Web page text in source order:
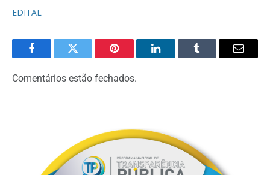
EDITAL
FacebookTwitter Pinterest LinkedInTumblr Email
Comentários estão fechados.